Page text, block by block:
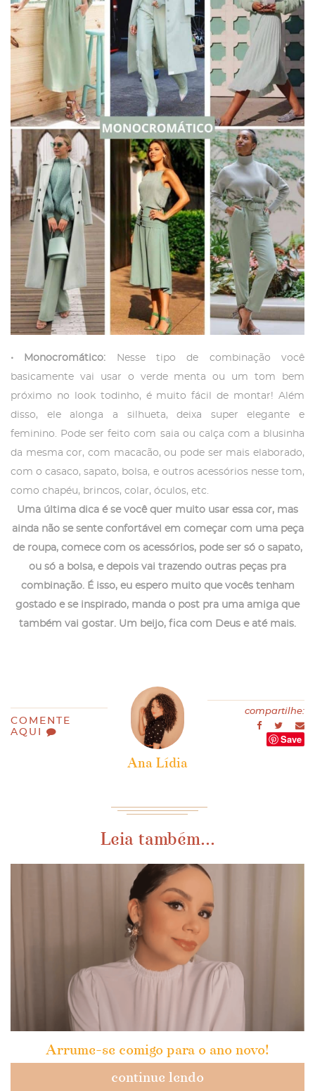
• Monocromático: Nesse tipo de combinação você
basicamente vai usar o verde menta ou um tom bem
próximo no look todinho, é muito fácil de montar! Além
disso, ele alonga a silhueta, deixa super elegante e
feminino. Pode ser feito com saia ou calça com a blusinha
da mesma cor, com macacão, ou pode ser mais elaborado,
com o casaco, sapato, bolsa, e outros acessórios nesse tom,
como chapéu, brincos, colar, óculos, etc.
Uma última dica é se você quer muito usar essa cor, mas
ainda não se sente confortável em começar com uma peça
de roupa, comece com os acessórios, pode ser só o sapato,
ou só a bolsa, e depois vai trazendo outras peças pra
combinação. É isso, eu espero muito que vocês tenham
gostado e se inspirado, manda o post pra uma amiga que
também vai gostar. Um beijo, fica com Deus e até mais.
COMENTE
AQUI
Ana Lídia
compartilhe:
Save
Leia também...
Arrume-se comigo para o ano novo!
continue lendo